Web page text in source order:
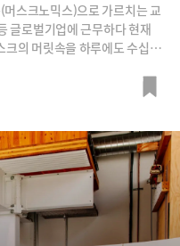
스크노믹스)으로 가르치는 교
글로벌기업에 근무하다 현재
크의 머릿속을 하루에도 수십번